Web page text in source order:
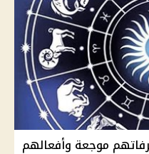
موجعة وأفعالهم